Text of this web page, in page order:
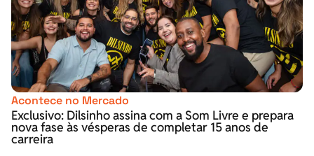
Acontece no Mercado
Exclusivo: Dilsinho assina com a Som Livre e prepara
nova fase às vésperas de completar 15 anos de
carreira